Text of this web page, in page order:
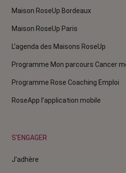
Maison RoseUp Bordeaux
Maison RoseUp Paris
L'agenda des Maisons RoseUp
Programme Mon parcours Cancer
Programme Rose Coaching Emploi
RoseApp l’application mobile
S'ENGAGER
J'adhère